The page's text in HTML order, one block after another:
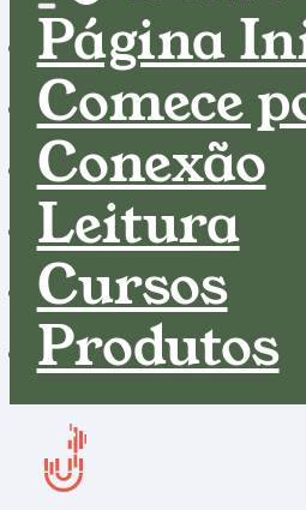
Página
Comece
Conexão
Leitura
Cursos
Produtos